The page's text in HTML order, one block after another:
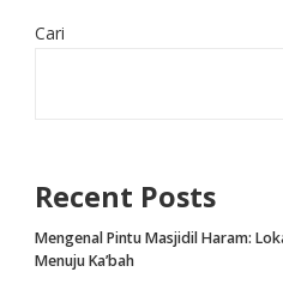
Cari
Recent Posts
Mengenal Pintu Masjidil Haram:
Menuju Ka’bah